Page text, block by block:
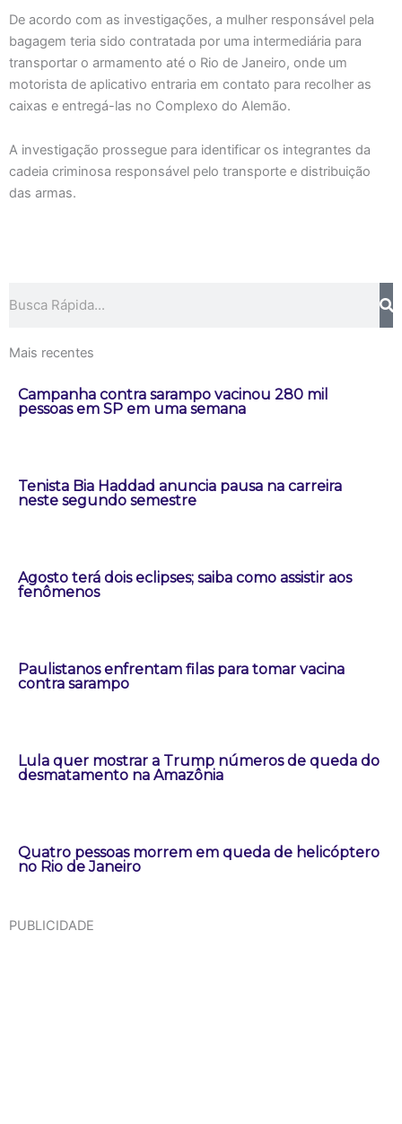
De acordo com as investigações, a mulher responsável pela
bagagem teria sido contratada por uma intermediária para
transportar o armamento até o Rio de Janeiro, onde um
motorista de aplicativo entraria em contato para recolher as
caixas e entregá-las no Complexo do Alemão.
A investigação prossegue para identificar os integrantes da
cadeia criminosa responsável pelo transporte e distribuição
das armas.
Mais recentes
Campanha contra sarampo vacinou 280 mil
pessoas em SP em uma semana
Tenista Bia Haddad anuncia pausa na carreira
neste segundo semestre
Agosto terá dois eclipses; saiba como assistir aos
fenômenos
Paulistanos enfrentam filas para tomar vacina
contra sarampo
Lula quer mostrar a Trump números de queda do
desmatamento na Amazônia
Quatro pessoas morrem em queda de helicóptero
no Rio de Janeiro
PUBLICIDADE